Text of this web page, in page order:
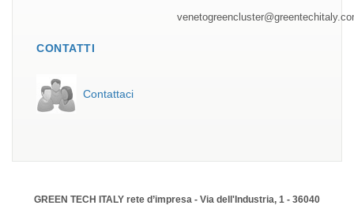
CONTATTI
Contattaci
GREEN TECH ITALY rete d’impresa - Via dell'Industria, 1 - 36040